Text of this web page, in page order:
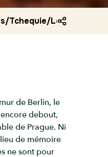
/Tchequie/Le mur j
de Berlin, le
debout,
de Prague. Ni
de mémoire
ne sont pour